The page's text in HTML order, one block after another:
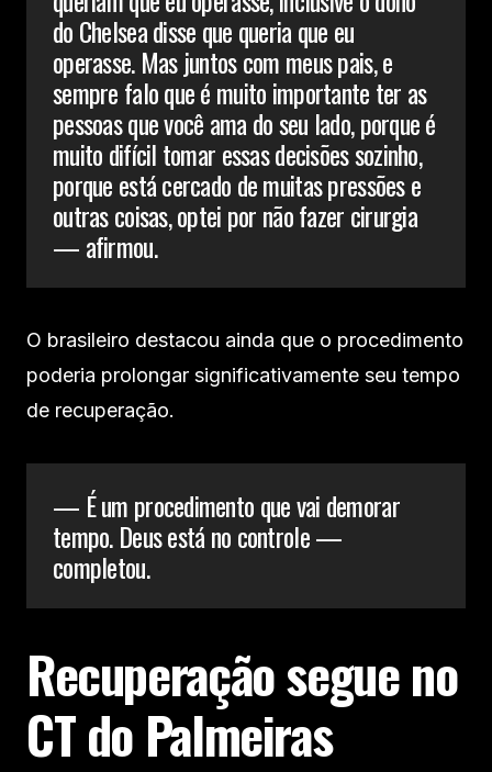
do Chelsea disse que queria que eu
operasse. Mas juntos com meus pais, e
sempre falo que é muito importante ter as
pessoas que você ama do seu lado, porque é
muito difícil tomar essas decisões sozinho,
porque está cercado de muitas pressões e
outras coisas, optei por não fazer cirurgia
— afirmou.
O brasileiro destacou ainda que o procedimento
poderia prolongar significativamente seu tempo
de recuperação.
— É um procedimento que vai demorar
tempo. Deus está no controle —
completou.
Recuperação segue no
CT do Palmeiras